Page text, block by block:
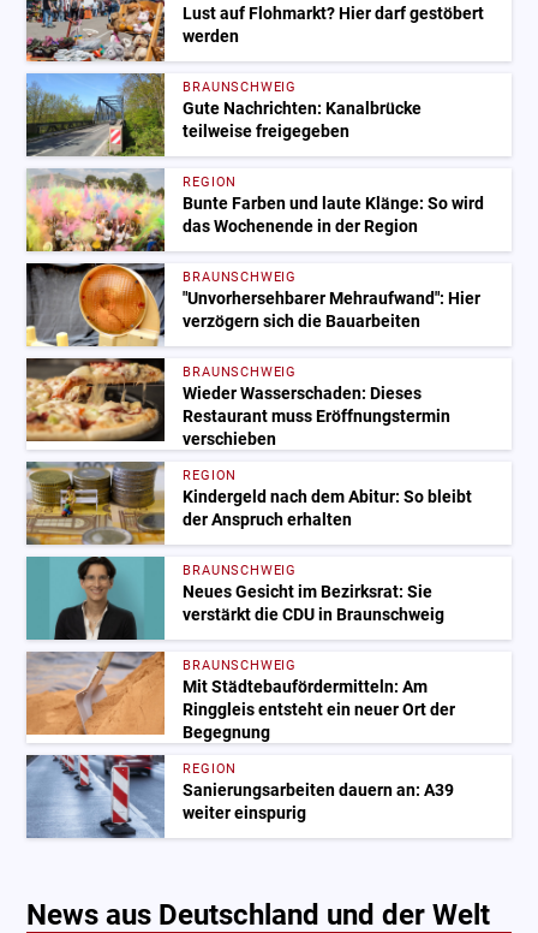
Lust auf Flohmarkt? Hier darf gestöbert
werden
BRAUNSCHWEIG
Gute Nachrichten: Kanalbrücke
teilweise freigegeben
REGION
Bunte Farben und laute Klänge: So wird
das Wochenende in der Region
BRAUNSCHWEIG
"Unvorhersehbarer Mehraufwand": Hier
verzögern sich die Bauarbeiten
BRAUNSCHWEIG
Wieder Wasserschaden: Dieses
Restaurant muss Eröffnungstermin
verschieben
REGION
Kindergeld nach dem Abitur: So bleibt
der Anspruch erhalten
BRAUNSCHWEIG
Neues Gesicht im Bezirksrat: Sie
verstärkt die CDU in Braunschweig
BRAUNSCHWEIG
Mit Städtebaufördermitteln: Am
Ringgleis entsteht ein neuer Ort der
Begegnung
REGION
Sanierungsarbeiten dauern an: A39
weiter einspurig
News aus Deutschland und der Welt